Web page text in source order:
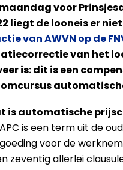
maandag voor
liegt de looneis er
van AWVN op de
van het
is: dit is een
is automatische
is een term uit de
voor de
zeventig allerlei